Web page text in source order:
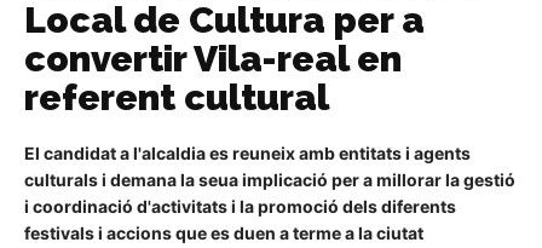
Local de Cultura per a
convertir Vila-real en
referent cultural
El candidat a l'alcaldia es reuneix amb entitats i agents
culturals i demana la seua implicació per a millorar la gestió
i coordinació d'activitats i la promoció dels diferents
festivals i accions que es duen a terme a la ciutat